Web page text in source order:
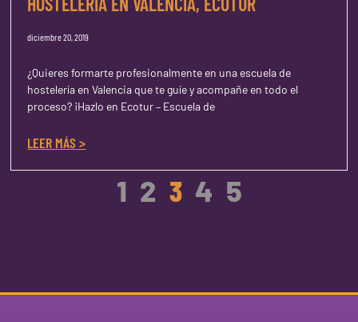
diciembre 20, 2019
¿Quieres formarte profesionalmente en una escuela de
hostelería en Valencia que te guíe y acompañe en todo el
proceso? ¡Hazlo en Ecotur – Escuela de
LEER MÁS >
1 2 3 4 5